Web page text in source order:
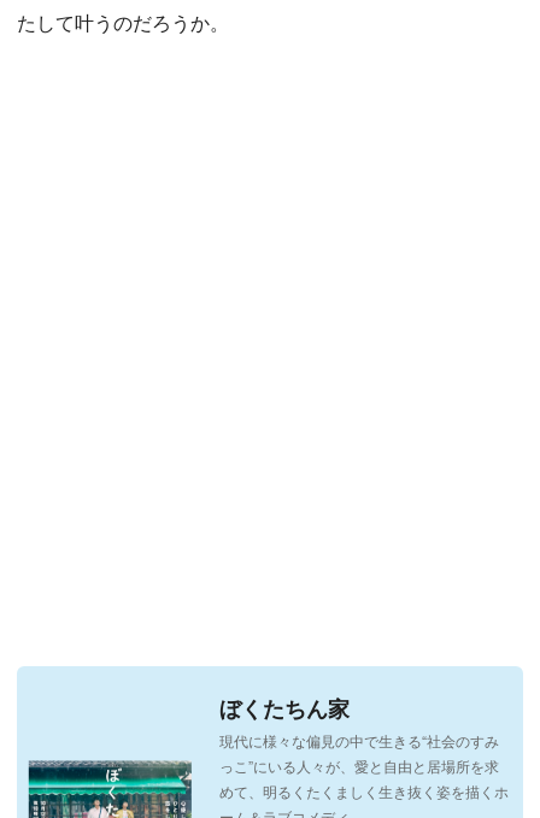
たして叶うのだろうか。
ぼくたちん家
現代に様々な偏見の中で生きる“社会のすみ
っこ”にいる人々が、愛と自由と居場所を求
めて、明るくたくましく生き抜く姿を描くホ